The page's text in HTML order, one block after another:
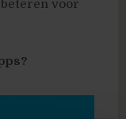
voor